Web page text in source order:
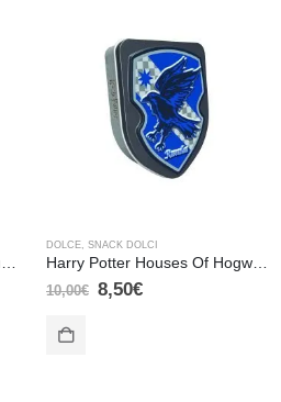
Big League Chew Bubble Gum Original – 60 gr
DOLCE, SNACK DOLCI
Harry Potter Houses Of Hogwarts Crests Candy Tin – Corvo Nero
10,00€ 8,50€